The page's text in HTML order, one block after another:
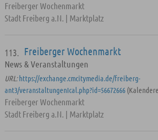
Freiberger Wochenmarkt
Stadt Freiberg a.N. | Marktplatz
113. Freiberger Wochenmarkt
News & Veranstaltungen
URL: https://exchange.cmcitymedia.de/freiberg-
ant3/veranstaltungenIcal.php?id=56672666
Freiberger Wochenmarkt
Stadt Freiberg a.N. | Marktplatz